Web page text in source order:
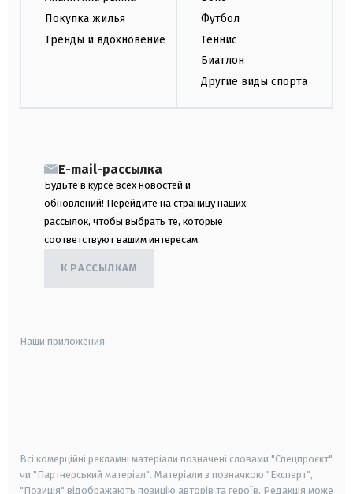
Покупка жилья
Тренды и вдохновение
Футбол
Теннис
Биатлон
Другие виды спорта
E-mail-рассылка
Будьте в курсе всех новостей и
обновлений! Перейдите на страницу наших
рассылок, чтобы выбрать те, которые
соответствуют вашим интересам.
К РАССЫЛКАМ
Наши приложения:
Всі комерційні рекламні матеріали позначені словами "Спецпроєкт"
чи "Партнерський матеріал". Матеріали з позначкою "Експерт",
"Позиція" відображають позицію авторів та героїв. Редакція може